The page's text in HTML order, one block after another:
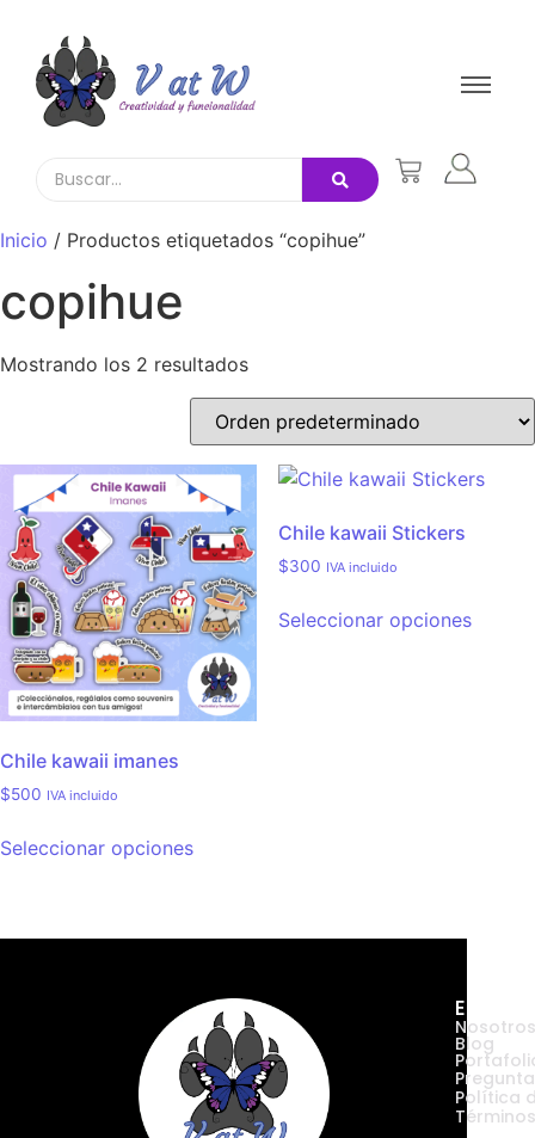
Inicio / Productos etiquetados “copihue”
copihue
Mostrando los 2 resultados
Chile kawaii imanes
$500 IVA incluido
Seleccionar opciones
Chile kawaii Stickers
$300 IVA incluido
Seleccionar opciones
Nosotros
Blog
Política